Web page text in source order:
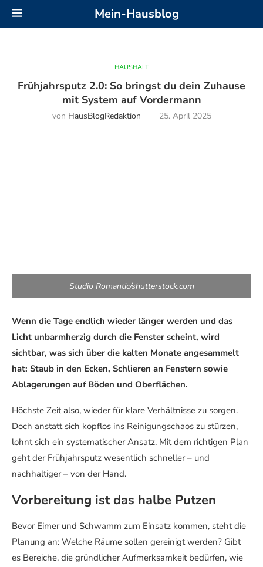
Mein-Hausblog
HAUSHALT
Frühjahrsputz 2.0: So bringst du dein Zuhause
mit System auf Vordermann
von HausBlogRedaktion 25. April 2025
Studio Romantic/shutterstock.com
Wenn die Tage endlich wieder länger werden und das
Licht unbarmherzig durch die Fenster scheint, wird
sichtbar, was sich über die kalten Monate angesammelt
hat: Staub in den Ecken, Schlieren an Fenstern sowie
Ablagerungen auf Böden und Oberflächen.
Höchste Zeit also, wieder für klare Verhältnisse zu sorgen.
Doch anstatt sich kopflos ins Reinigungschaos zu stürzen,
lohnt sich ein systematischer Ansatz. Mit dem richtigen Plan
geht der Frühjahrsputz wesentlich schneller – und
nachhaltiger – von der Hand.
Vorbereitung ist das halbe Putzen
Bevor Eimer und Schwamm zum Einsatz kommen, steht die
Planung an: Welche Räume sollen gereinigt werden? Gibt
es Bereiche, die gründlicher Aufmerksamkeit bedürfen, wie